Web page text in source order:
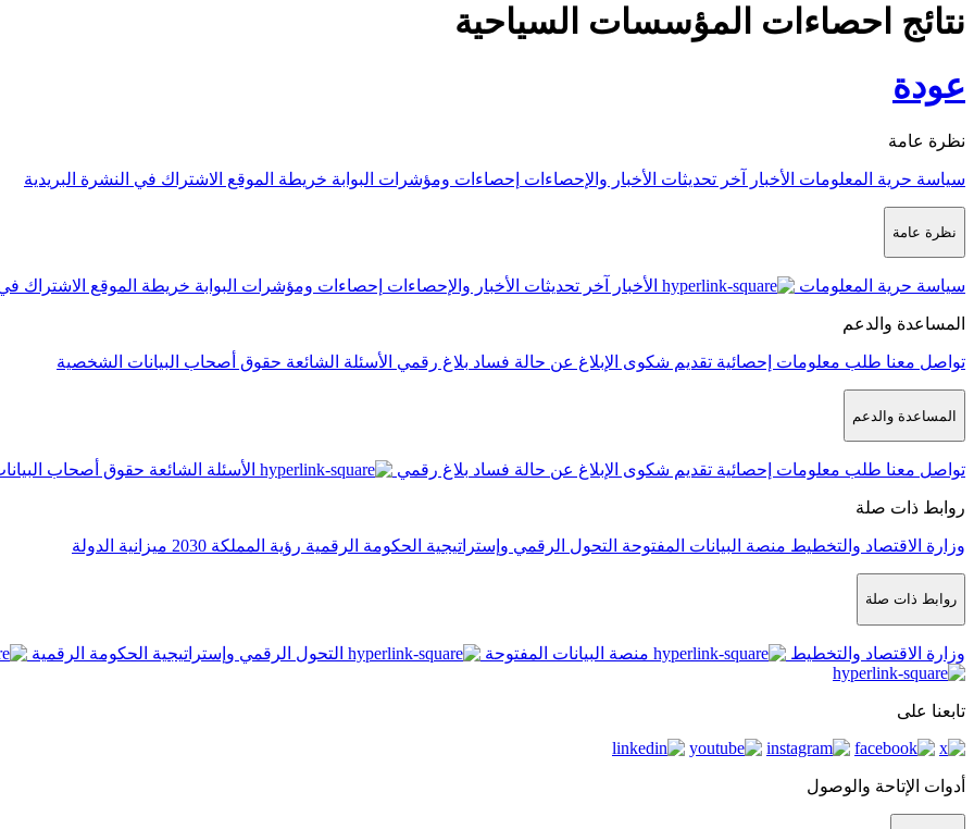
نتائج احصاءات المؤسسات السياحية
عودة
نظرة عامة
سياسة حرية المعلومات الأخبار آخر تحديثات الأخبار والإحصاءات إحصاءات ومؤشرات البوابة خريطة الموقع الاشتراك في النشرة البريدية
نظرة عامة
سياسة حرية المعلومات الأخبار آخر تحديثات الأخبار والإحصاءات إحصاءات ومؤشرات البوابة خريطة الموقع الاشتراك
المساعدة والدعم
تواصل معنا طلب معلومات إحصائية تقديم شكوى الإبلاغ عن حالة فساد بلاغ رقمي الأسئلة الشائعة حقوق أصحاب البيانات الشخصية
المساعدة والدعم
تواصل معنا طلب معلومات إحصائية تقديم شكوى الإبلاغ عن حالة فساد بلاغ رقمي الأسئلة الشائعة حقوق أصحاب
روابط ذات صلة
وزارة الاقتصاد والتخطيط منصة البيانات المفتوحة التحول الرقمي وإستراتيجية الحكومة الرقمية رؤية المملكة 2030 ميزانية الدولة
روابط ذات صلة
وزارة الاقتصاد والتخطيط منصة البيانات المفتوحة التحول الرقمي وإستراتيجية الحكومة الرقمية
تابعنا على
أدوات الإتاحة والوصول